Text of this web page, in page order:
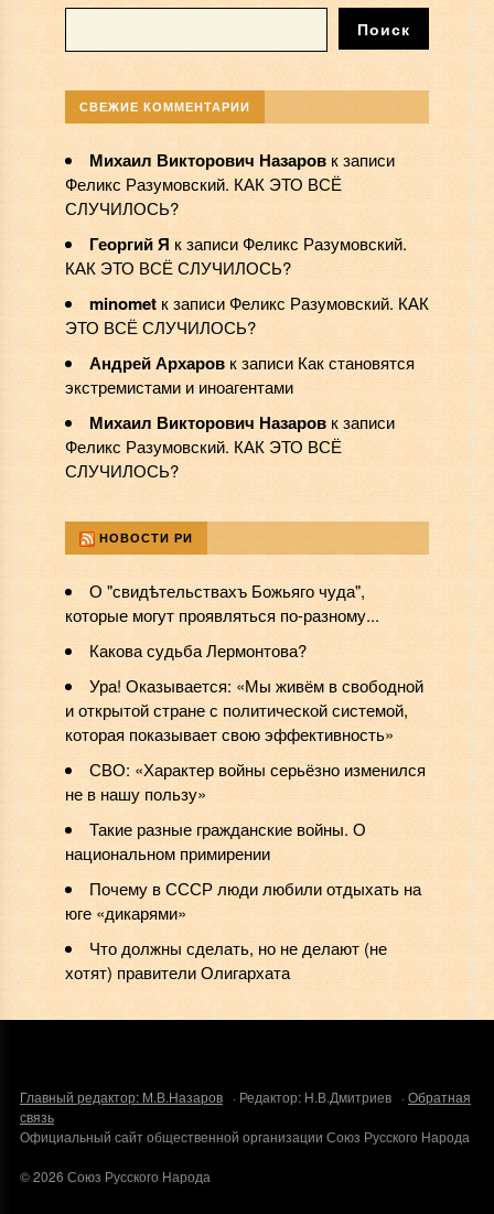
СВЕЖИЕ КОММЕНТАРИИ
Михаил Викторович Назаровк записи
Феликс Разумовский. КАК ЭТО ВСЁ
СЛУЧИЛОСЬ?
Георгий Я к записиФеликс Разумовский.
КАК ЭТО ВСЁ СЛУЧИЛОСЬ?
minometк записиФеликс Разумовский. КАК
ЭТО ВСЁ СЛУЧИЛОСЬ?
Андрей Архаровк записи Как становятся
экстремистами и иноагентами
Михаил Викторович Назаровк записи
Феликс Разумовский. КАК ЭТО ВСЁ
СЛУЧИЛОСЬ?
НОВОСТИ РИ
О "свидѣтельствахъ Божьяго чуда",
которые могут проявляться по-разному...
Какова судьба Лермонтова?
Ура! Оказывается: «Мы живём в свободной
и открытой стране с политической системой,
которая показывает свою эффективность»
СВО: «Характер войны серьёзно изменился
не в нашу пользу»
️Такие разные гражданские войны. О
национальном примирении
Почему в СССР люди любили отдыхать на
юге «дикарями»
Что должны сделать, но не делают (не
хотят) правители Олигархата
Главный редактор: М.В.Назаров· Редактор: Н.В.Дмитриев · Обратная
связь
Официальный сайт общественной организации Союз Русского Народа
©2026 Союз Русского Народа